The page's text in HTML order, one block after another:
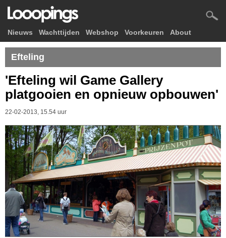
Nieuws Wachttijden Webshop Voorkeuren About
Efteling
'Efteling wil Game Gallery
platgooien en opnieuw opbouwen'
22-02-2013, 15.54 uur